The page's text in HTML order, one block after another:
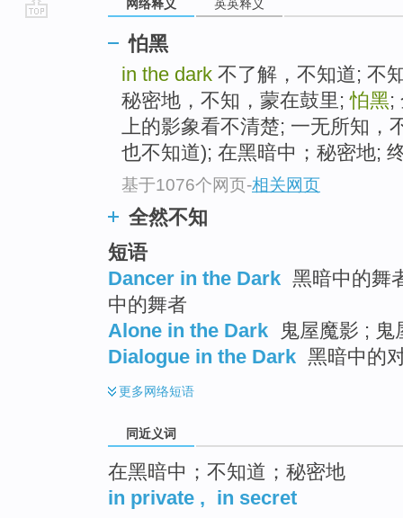
网络释义 英英释义
怕黑
in the dark 不了解，不知道; 不
秘密地，不知，蒙在鼓里;怕黑;
上的影象看不清楚; 一无所知，
也不知道); 在黑暗中；秘密地;
基于1076个网页-相关网页
全然不知
短语
Dancer in the Dark 黑暗中的舞
中的舞者
Alone in the Dark
鬼屋魔影 ;
Dialogue in the Dark 黑暗中的
更多网络短语
同近义词
在黑暗中；不知道；秘密地
in private , in secret